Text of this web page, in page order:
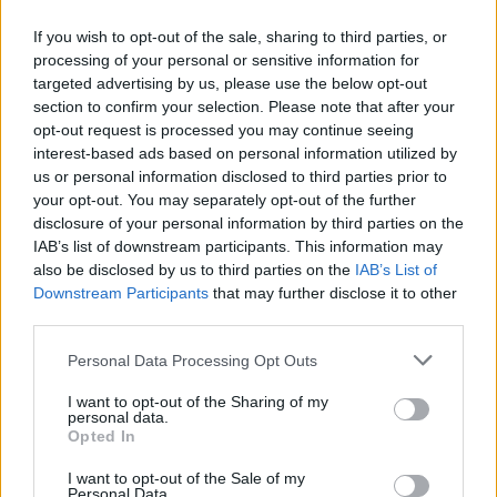
If you wish to opt-out of the sale, sharing to third parties, or
processing of your personal or sensitive information for
targeted advertising by us, please use the below opt-out
section to confirm your selection. Please note that after your
opt-out request is processed you may continue seeing
interest-based ads based on personal information utilized by
us or personal information disclosed to third parties prior to
your opt-out. You may separately opt-out of the further
disclosure of your personal information by third parties on the
IAB’s list of downstream participants. This information may
also be disclosed by us to third parties on the IAB’s List of
Downstream Participants that may further disclose it to other
Please note that this website/app uses one or more Google
not limited to your visit or usage behaviour. You may click to
grant or deny consent to Google and its third-party tags to
use your data for below specified purposes in below Google
consent section.
Personal Data Processing Opt Outs
I want to opt-out of the Sharing of my
personal data.
Opted In
I want to opt-out of the Sale of my
novērš Krievijas plānotu
atentātu pret dronu
ražotāju Eiropā
lidostā ceļotāji šodien
Skaidrojam, kas
atgadījies
IQ tests: tas liks
lai pārbaudītu tavu